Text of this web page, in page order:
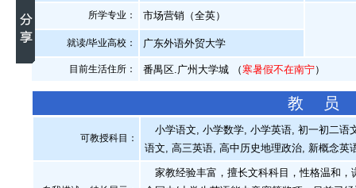
所学专业： 市场营销（全英）
就读/毕业高校： 广东外语外贸大学
目前生活住所： 番禺区.广州大学城 （寒暑假不在南宁）
教 员
可教授科目：
小学语文, 小学数学, 小学英语, 初一初二语
语文, 高三英语, 高中历史地理政治, 新概念英
家教经验丰富，擅长文科科目，性格温和，